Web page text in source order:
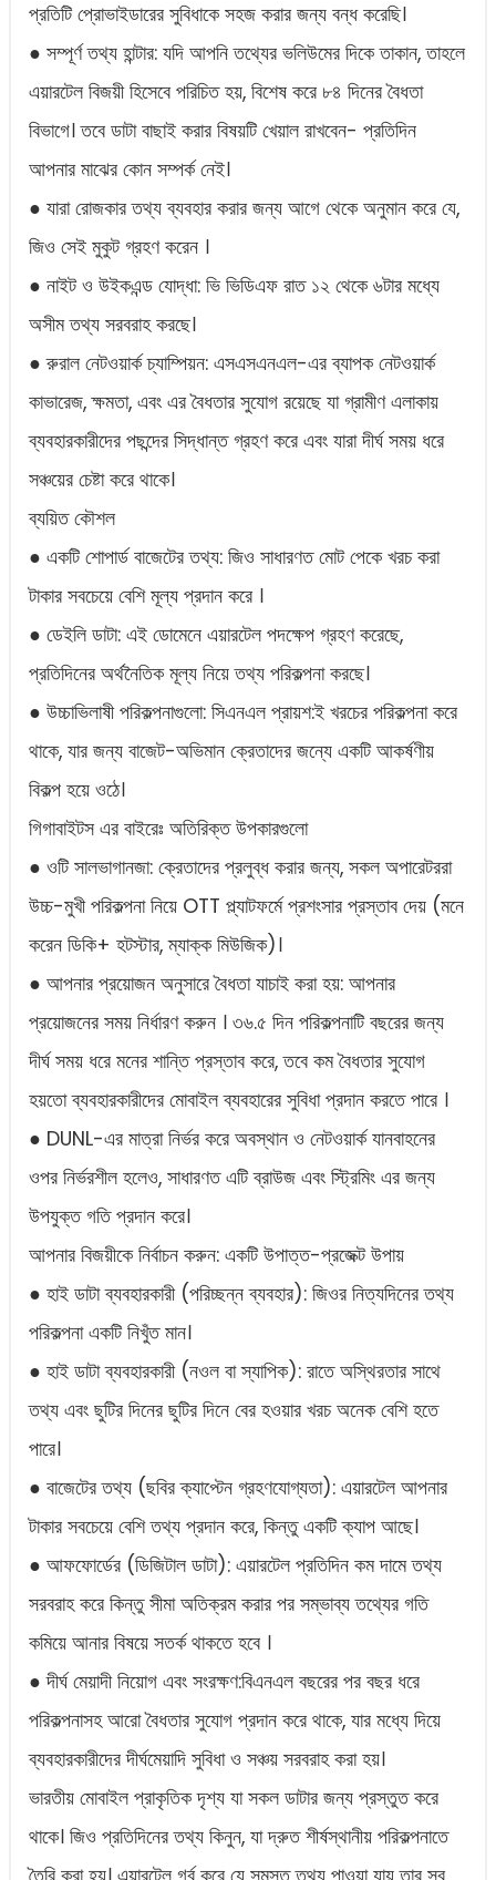
প্রতিটি প্রোভাইডারের সুবিধাকে সহজ করার জন্য বন্ধ করেছি।
● সম্পূর্ণ তথ্য হান্টার: যদি আপনি তথ্যের ভলিউমের দিকে তাকান, তাহলে
এয়ারটেল বিজয়ী হিসেবে পরিচিত হয়, বিশেষ করে ৮৪ দিনের বৈধতা
বিভাগে। তবে ডাটা বাছাই করার বিষয়টি খেয়াল রাখবেন- প্রতিদিন
আপনার মাঝের কোন সম্পর্ক নেই।
● যারা রোজকার তথ্য ব্যবহার করার জন্য আগে থেকে অনুমান করে যে,
জিও সেই মুকুট গ্রহণ করেন ।
● নাইট ও উইকএন্ড যোদ্ধা: ভি ভিডিএফ রাত ১২ থেকে ৬টার মধ্যে
অসীম তথ্য সরবরাহ করছে।
● রুরাল নেটওয়ার্ক চ্যাম্পিয়ন: এসএসএনএল-এর ব্যাপক নেটওয়ার্ক
কাভারেজ, ক্ষমতা, এবং এর বৈধতার সুযোগ রয়েছে যা গ্রামীণ এলাকায়
ব্যবহারকারীদের পছন্দের সিদ্ধান্ত গ্রহণ করে এবং যারা দীর্ঘ সময় ধরে
সঞ্চয়ের চেষ্টা করে থাকে।
ব্যয়িত কৌশল
● একটি শোপার্ড বাজেটের তথ্য: জিও সাধারণত মোট পেকে খরচ করা
টাকার সবচেয়ে বেশি মূল্য প্রদান করে ।
● ডেইলি ডাটা: এই ডোমেনে এয়ারটেল পদক্ষেপ গ্রহণ করেছে,
প্রতিদিনের অর্থনৈতিক মূল্য নিয়ে তথ্য পরিকল্পনা করছে।
● উচ্চাভিলাষী পরিকল্পনাগুলো: সিএনএল প্রায়শ:ই খরচের পরিকল্পনা করে
থাকে, যার জন্য বাজেট-অভিমান ক্রেতাদের জন্যে একটি আকর্ষণীয়
বিকল্প হয়ে ওঠে।
গিগাবাইটস এর বাইরেঃ অতিরিক্ত উপকারগুলো
● ওটি সালভাগানজা: ক্রেতাদের প্রলুব্ধ করার জন্য, সকল অপারেটররা
উচ্চ-মুখী পরিকল্পনা নিয়ে OTT প্ল্যাটফর্মে প্রশংসার প্রস্তাব দেয় (মনে
করেন ডিকি+ হটস্টার, ম্যাক্ক মিউজিক)।
● আপনার প্রয়োজন অনুসারে বৈধতা যাচাই করা হয়: আপনার
প্রয়োজনের সময় নির্ধারণ করুন । ৩৬.৫ দিন পরিকল্পনাটি বছরের জন্য
দীর্ঘ সময় ধরে মনের শান্তি প্রস্তাব করে, তবে কম বৈধতার সুযোগ
হয়তো ব্যবহারকারীদের মোবাইল ব্যবহারের সুবিধা প্রদান করতে পারে ।
● DUNL-এর মাত্রা নির্ভর করে অবস্থান ও নেটওয়ার্ক যানবাহনের
ওপর নির্ভরশীল হলেও, সাধারণত এটি ব্রাউজ এবং স্ট্রিমিং এর জন্য
উপযুক্ত গতি প্রদান করে।
আপনার বিজয়ীকে নির্বাচন করুন: একটি উপাত্ত-প্রজেক্ট উপায়
● হাই ডাটা ব্যবহারকারী (পরিচ্ছন্ন ব্যবহার): জিওর নিত্যদিনের তথ্য
পরিকল্পনা একটি নিখুঁত মান।
● হাই ডাটা ব্যবহারকারী (নওল বা স্যাপিক): রাতে অস্থিরতার সাথে
তথ্য এবং ছুটির দিনের ছুটির দিনে বের হওয়ার খরচ অনেক বেশি হতে
পারে।
● বাজেটের তথ্য (ছবির ক্যাপ্টেন গ্রহণযোগ্যতা): এয়ারটেল আপনার
টাকার সবচেয়ে বেশি তথ্য প্রদান করে, কিন্তু একটি ক্যাপ আছে।
● আফফোর্ডের (ডিজিটাল ডাটা): এয়ারটেল প্রতিদিন কম দামে তথ্য
সরবরাহ করে কিন্তু সীমা অতিক্রম করার পর সম্ভাব্য তথ্যের গতি
কমিয়ে আনার বিষয়ে সতর্ক থাকতে হবে ।
● দীর্ঘ মেয়াদী নিয়োগ এবং সংরক্ষণ:বিএনএল বছরের পর বছর ধরে
পরিকল্পনাসহ আরো বৈধতার সুযোগ প্রদান করে থাকে, যার মধ্যে দিয়ে
ব্যবহারকারীদের দীর্ঘমেয়াদি সুবিধা ও সঞ্চয় সরবরাহ করা হয়।
ভারতীয় মোবাইল প্রাকৃতিক দৃশ্য যা সকল ডাটার জন্য প্রস্তুত করে
থাকে। জিও প্রতিদিনের তথ্য কিনুন, যা দ্রুত শীর্ষস্থানীয় পরিকল্পনাতে